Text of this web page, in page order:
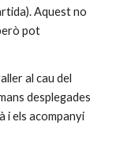
Aquest no
pot
al cau del
desplegades
i els acompanyi